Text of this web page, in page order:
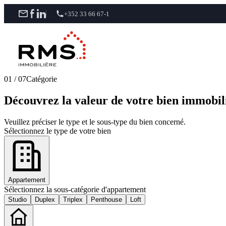
+352 33 66 67-1
01 /07Catégorie
Découvrez la valeur de votre bien
Veuillez préciser le type et le sous-type du bien concerné.
Sélectionnez le type de votre bien
Appartement
Sélectionnez la sous-catégorie d'appartement
Studio Duplex Triplex Penthouse Loft